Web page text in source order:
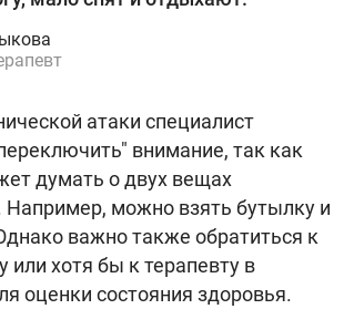
атаки специалист
внимание, так как
думать о двух вещах
можно взять бутылку и
важно также обратиться к
или хотя бы к терапевту в
оценки состояния здоровья.